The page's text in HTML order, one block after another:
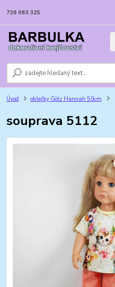
739 063 325
Úvod oblečky Götz Hannah 50cm
souprava 5112